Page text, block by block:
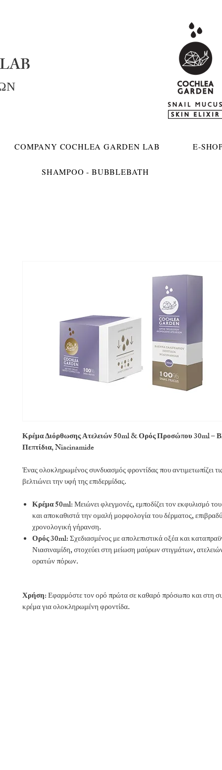
COMPANY COCHLEA GARDEN LAB E-
SHAMPOO - BUBBLEBATH
Κρέμα Διόρθωσης Ατελειών 50ml & Ορός Προσώπου 30ml –
Πεπτίδια, Niacinamide
Ένας ολοκληρωμένος συνδυασμός φροντίδας που αντιμετωπίζει
βελτιώνει την υφή της επιδερμίδας.
Κρέμα 50ml:Μειώνει φλεγμονές, εμποδίζει τον εκφυλισμό
και αποκαθιστά την ομαλή μορφολογία του δέρματος,
χρονολογική γήρανση.
Ορός 30ml:Σχεδιασμένος με απολεπιστικά οξέα και
Νιασιναμίδη, στοχεύει στη μείωση μαύρων στιγμάτων,
ορατών πόρων.
Χρήση:Εφαρμόστε τον ορό πρώτα σε καθαρό πρόσωπο και στη
κρέμα για ολοκληρωμένη φροντίδα.